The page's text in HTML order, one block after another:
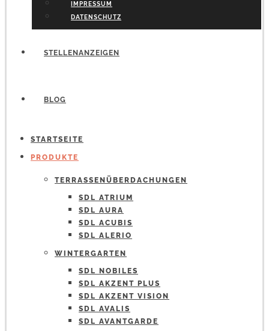
IMPRESSUM
DATENSCHUTZ
STELLENANZEIGEN
BLOG
STARTSEITE
PRODUKTE
TERRASSENÜBERDACHUNGEN
SDL ATRIUM
SDL AURA
SDL ACUBIS
SDL ALERIO
WINTERGARTEN
SDL NOBILES
SDL AKZENT PLUS
SDL AKZENT VISION
SDL AVALIS
SDL AVANTGARDE